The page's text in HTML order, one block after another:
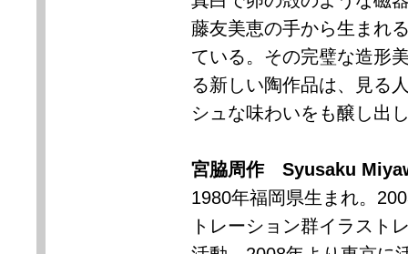
藤友美恵の手から生まれ
ている。その完璧な造形
る新しい陶作品は、見る
シュな味わいをも醸し出
宮脇周作 Syusaku
1980年福岡県生まれ。
トレーション群イラスト